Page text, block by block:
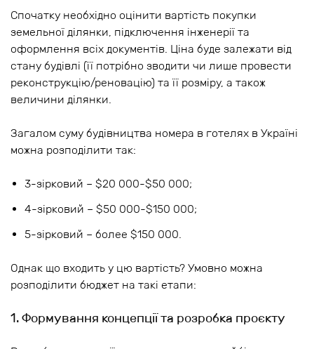
Спочатку необхідно оцінити вартість покупки
земельної ділянки, підключення інженерії та
оформлення всіх документів. Ціна буде залежати від
стану будівлі (її потрібно зводити чи лише провести
реконструкцію/реновацію) та її розміру, а також
величини ділянки.
Загалом суму будівництва номера в готелях в Україні
можна розподілити так:
3-зірковий – $20 000-$50 000;
4-зірковий – $50 000-$150 000;
5-зірковий – более $150 000.
Однак що входить у цю вартість? Умовно можна
розподілити бюджет на такі етапи:
1. Формування концепції та розробка проєкту